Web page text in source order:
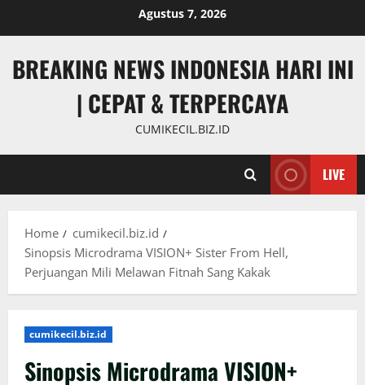
Agustus 7, 2026
BREAKING NEWS INDONESIA HARI INI
| CEPAT & TERPERCAYA
CUMIKECIL.BIZ.ID
LIVE
Home
cumikecil.biz.id
Sinopsis Microdrama VISION+ Sister From Hell,
Perjuangan Mili Melawan Fitnah Sang Kakak
cumikecil.biz.id
Sinopsis Microdrama VISION+